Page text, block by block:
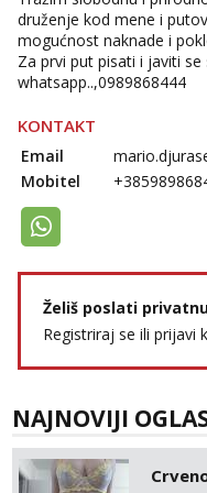
druženje kod mene i
mogućnost naknade i
Za prvi put pisati i javiti
whatsapp..,0989868444
KONTAKT
Email
Mobitel
Želiš poslati
Registriraj se ili prijavi
NAJNOVIJI